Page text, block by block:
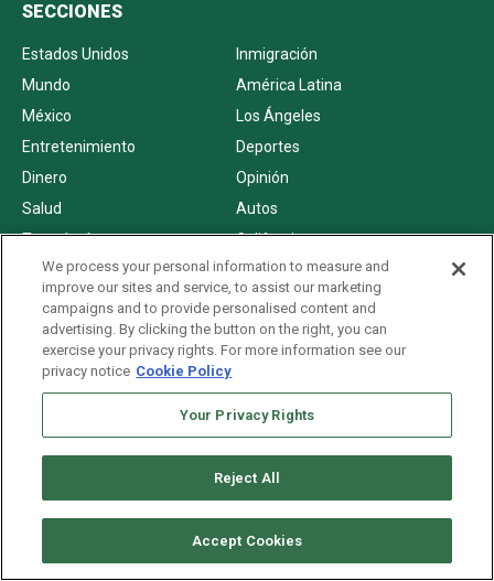
SECCIONES
Estados Unidos
Inmigración
Mundo
América Latina
México
Los Ángeles
Entretenimiento
Deportes
Dinero
Opinión
Salud
Autos
Tecnología
California
Texas
Florida
Astrología
SERVICIOS
Newsletter
Empleos
Horóscopo
Advertise with us
We process your personal information to measure and
improve our sites and service, to assist our marketing
campaigns and to provide personalised content and
advertising. By clicking the button on the right, you can
exercise your privacy rights. For more information see our
privacy notice Cookie Policy
Your Privacy Rights
Reject All
Accept Cookies